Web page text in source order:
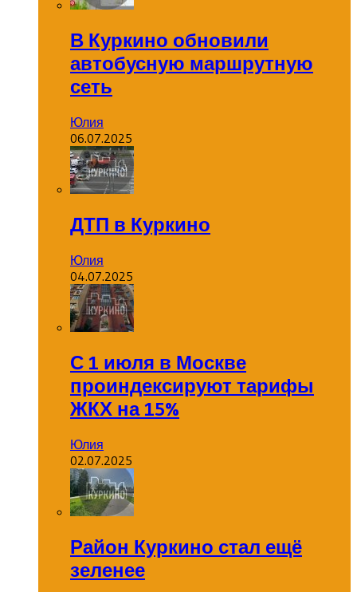
В Куркино обновили
автобусную маршрутную
сеть
Юлия
06.07.2025
ДТП в Куркино
Юлия
04.07.2025
С 1 июля в Москве
проиндексируют тарифы
ЖКХ на 15%
Юлия
02.07.2025
Район Куркино стал ещё
зеленее